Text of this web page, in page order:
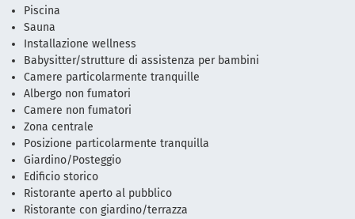
Piscina
Sauna
Installazione wellness
Babysitter/strutture di assistenza per bambini
Camere particolarmente tranquille
Albergo non fumatori
Camere non fumatori
Zona centrale
Posizione particolarmente tranquilla
Giardino/Posteggio
Edificio storico
Ristorante aperto al pubblico
Ristorante con giardino/terrazza